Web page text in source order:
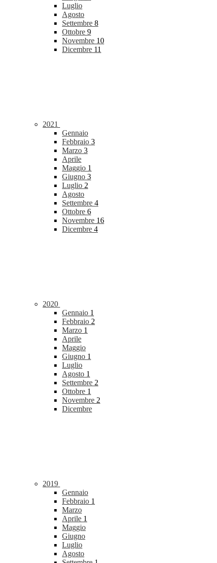
Luglio
Agosto
Settembre 8
Ottobre 9
Novembre 10
Dicembre 11
2021
Gennaio
Febbraio 3
Marzo 3
Aprile
Maggio 1
Giugno 3
Luglio 2
Agosto
Settembre 4
Ottobre 6
Novembre 16
Dicembre 4
2020
Gennaio 1
Febbraio 2
Marzo 1
Aprile
Maggio
Giugno 1
Luglio
Agosto 1
Settembre 2
Ottobre 1
Novembre 2
Dicembre
2019
Gennaio
Febbraio 1
Marzo
Aprile 1
Maggio
Giugno
Luglio
Agosto